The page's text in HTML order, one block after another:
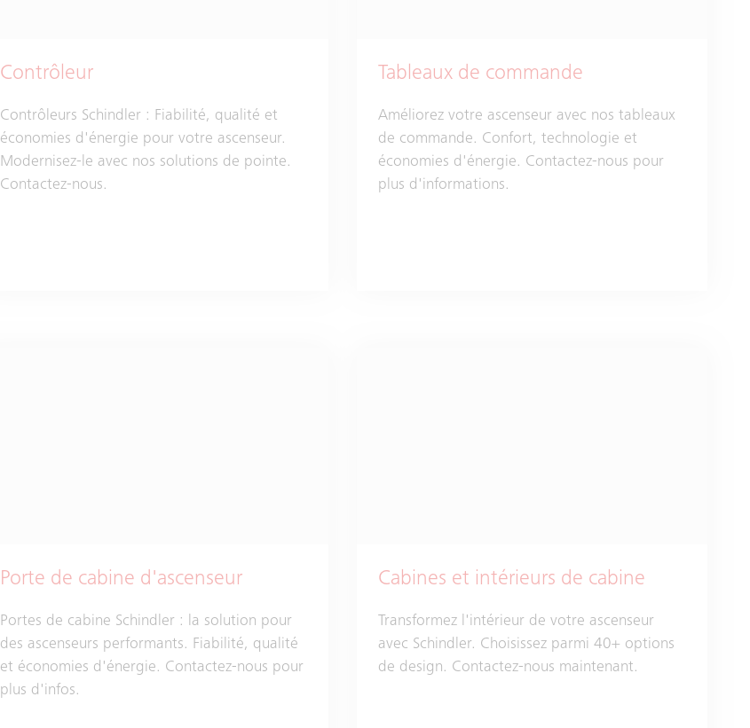
Contrôleur
Contrôleurs Schindler : Fiabilité, qualité et
économies d'énergie pour votre ascenseur.
Modernisez-le avec nos solutions de pointe.
Contactez-nous.
Tableaux de commande
Améliorez votre ascenseur avec nos tableaux
de commande. Confort, technologie et
économies d'énergie. Contactez-nous pour
plus d'informations.
Porte de cabine d'ascenseur
Portes de cabine Schindler : la solution pour
des ascenseurs performants. Fiabilité, qualité
et économies d'énergie. Contactez-nous pour
plus d'infos.
Cabines et intérieurs de cabine
Transformez l'intérieur de votre ascenseur
avec Schindler. Choisissez parmi 40+ options
de design. Contactez-nous maintenant.